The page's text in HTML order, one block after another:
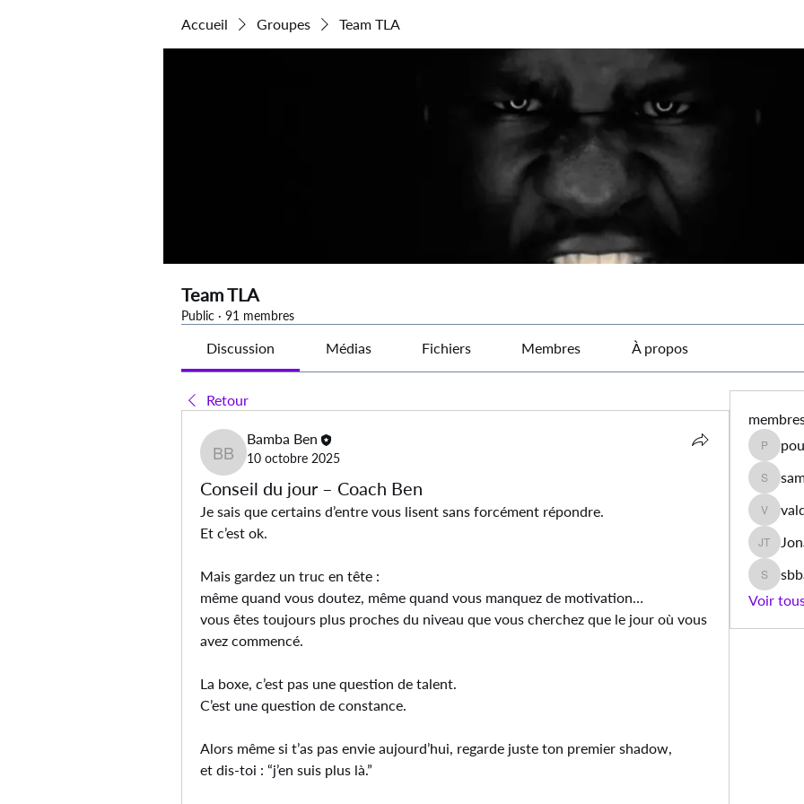
Accueil Groupes Team TLA
Team TLA
Public · 91 membres
Discussion Médias Fichiers Membres À propos
Retour
Bamba Ben
Bamba Ben
10 octobre 2025
Conseil du jour – Coach Ben
Je sais que certains d’entre vous lisent sans forcément répondre.
Et c’est ok.
Mais gardez un truc en tête :
même quand vous doutez, même quand vous manquez de motivation…
vous êtes toujours plus proches du niveau que vous cherchez que le jour où vous
avez commencé.
La boxe, c’est pas une question de talent.
C’est une question de constance.
Alors même si t’as pas envie aujourd’hui, regarde juste ton premier shadow,
et dis-toi : “j’en suis plus là.”
Jonas
Voir